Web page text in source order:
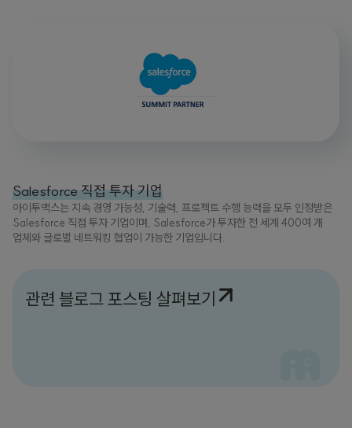
Salesforce 직접 투자 기업
아이투맥스는 지속 경영 가능성, 기술력, 프로젝트 수행 능력을 모두 인정받은
Salesforce 직접 투자 기업이며, Salesforce가 투자한 전 세계 400여 개
업체와 글로벌 네트워킹 협업이 가능한 기업입니다.
관련 블로그 포스팅 살펴보기